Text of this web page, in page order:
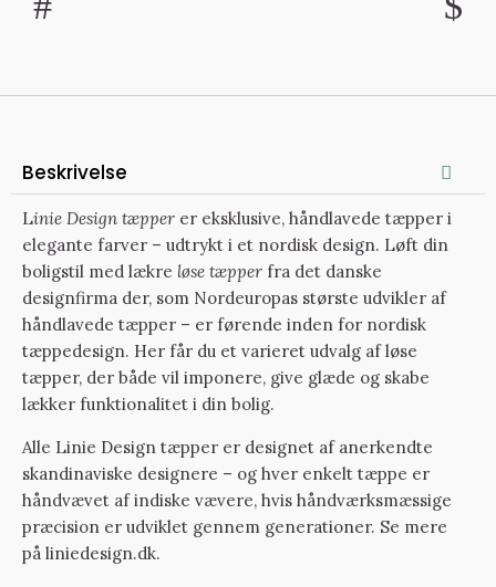
Beskrivelse
Linie Design tæpper er eksklusive, håndlavede tæpper i
elegante farver – udtrykt i et nordisk design. Løft din
boligstil med lækre løse tæpper fra det danske
designfirma der, som Nordeuropas største udvikler af
håndlavede tæpper – er førende inden for nordisk
tæppedesign. Her får du et varieret udvalg af løse
tæpper, der både vil imponere, give glæde og skabe
lækker funktionalitet i din bolig.
Alle Linie Design tæpper er designet af anerkendte
skandinaviske designere – og hver enkelt tæppe er
håndvævet af indiske vævere, hvis håndværksmæssige
præcision er udviklet gennem generationer. Se mere
på liniedesign.dk.